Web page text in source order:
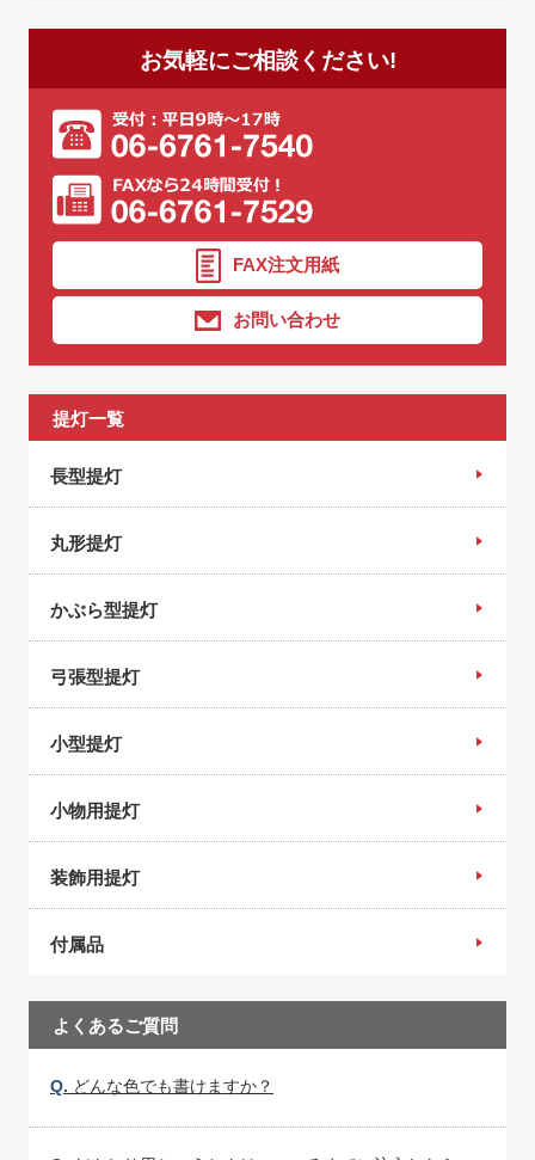
お気軽にご相談ください!
FAX注文用紙
お問い合わせ
提灯一覧
長型提灯
丸形提灯
かぶら型提灯
弓張型提灯
小型提灯
小物用提灯
装飾用提灯
付属品
よくあるご質問
Q. どんな色でも書けますか？